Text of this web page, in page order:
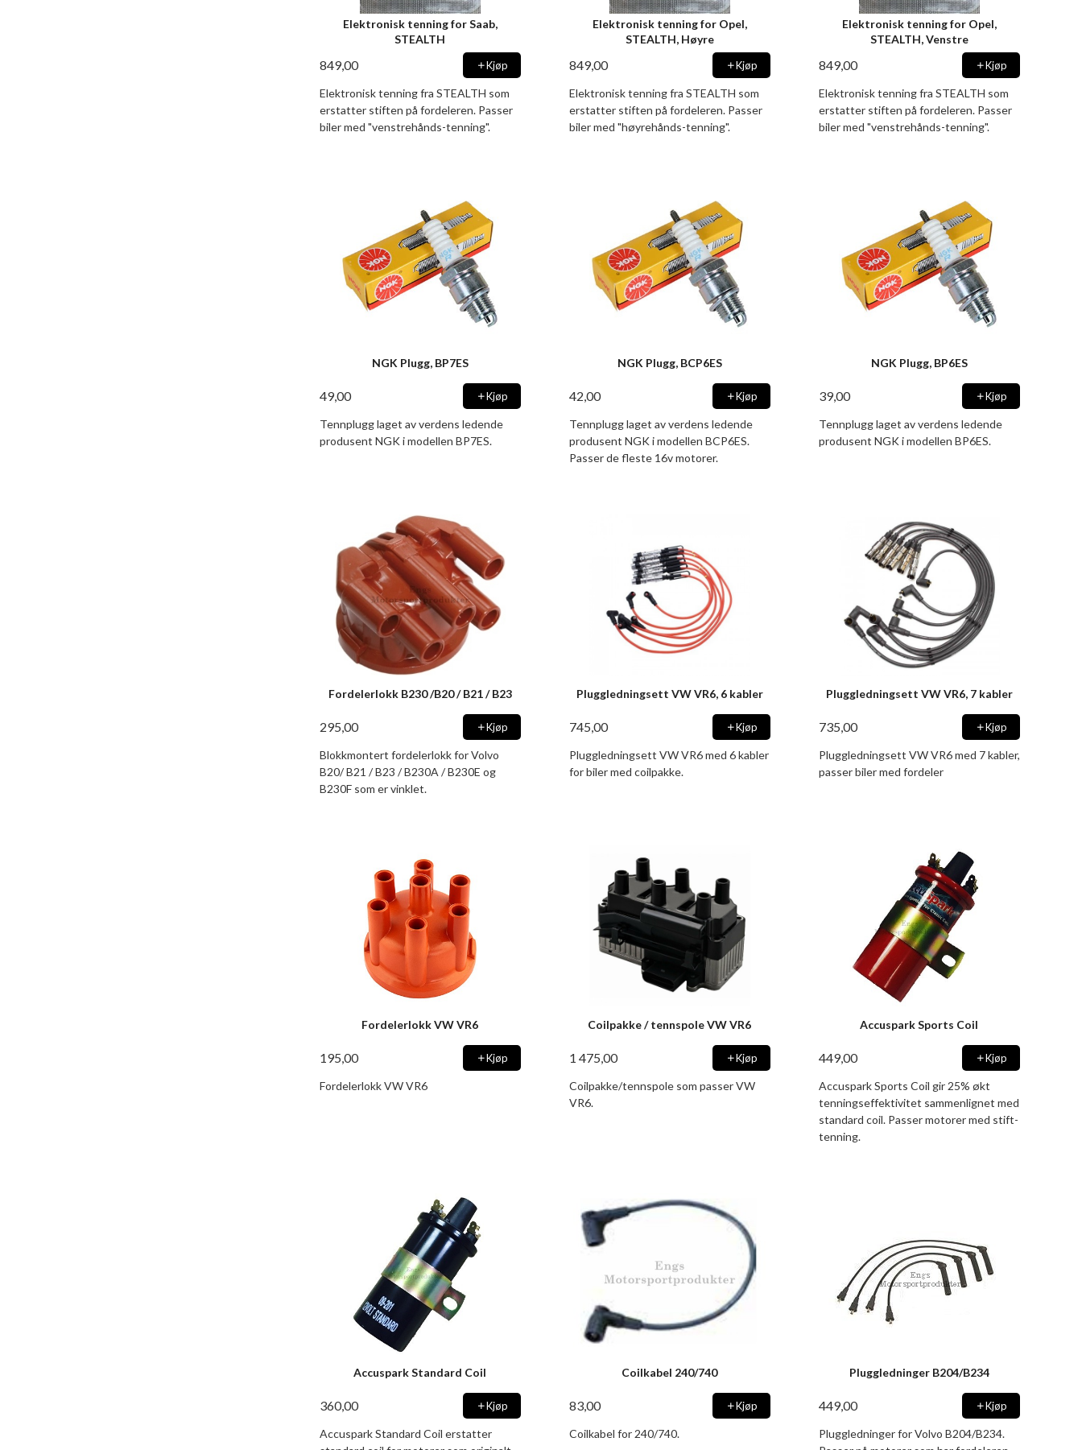
Elektronisk tenning for Saab,
STEALTH
849,00 Kjøp
Elektronisk tenning fra STEALTH som
erstatter stiften på fordeleren. Passer
biler med "venstrehånds-tenning".
Elektronisk tenning for Opel,
STEALTH, Høyre
849,00 Kjøp
Elektronisk tenning fra STEALTH som
erstatter stiften på fordeleren. Passer
biler med "høyrehånds-tenning".
Elektronisk tenning for Opel,
STEALTH, Venstre
849,00 Kjøp
Elektronisk tenning fra STEALTH som
erstatter stiften på fordeleren. Passer
biler med "venstrehånds-tenning".
NGK Plugg, BP7ES
49,00 Kjøp
Tennplugg laget av verdens ledende
produsent NGK i modellen BP7ES.
NGK Plugg, BCP6ES
42,00 Kjøp
Tennplugg laget av verdens ledende
produsent NGK i modellen BCP6ES.
Passer de fleste 16v motorer.
NGK Plugg, BP6ES
39,00 Kjøp
Tennplugg laget av verdens ledende
produsent NGK i modellen BP6ES.
Fordelerlokk B230 /B20 / B21 / B23
295,00 Kjøp
Blokkmontert fordelerlokk for Volvo
B20/ B21 / B23 / B230A / B230E og
B230F som er vinklet.
Pluggledningsett VW VR6, 6 kabler
745,00 Kjøp
Pluggledningsett VW VR6 med 6 kabler
for biler med coilpakke.
Pluggledningsett VW VR6, 7 kabler
735,00 Kjøp
Pluggledningsett VW VR6 med 7 kabler,
passer biler med fordeler
Fordelerlokk VW VR6
195,00 Kjøp
Fordelerlokk VW VR6
Coilpakke / tennspole VW VR6
1 475,00 Kjøp
Coilpakke/tennspole som passer VW
VR6.
Accuspark Sports Coil
449,00 Kjøp
Accuspark Sports Coil gir 25% økt
tenningseffektivitet sammenlignet med
standard coil. Passer motorer med stift-
tenning.
Accuspark Standard Coil
360,00 Kjøp
Accuspark Standard Coil erstatter
Coilkabel 240/740
83,00 Kjøp
Coilkabel for 240/740.
Pluggledninger B204/B234
449,00 Kjøp
Pluggledninger for Volvo B204/B234.